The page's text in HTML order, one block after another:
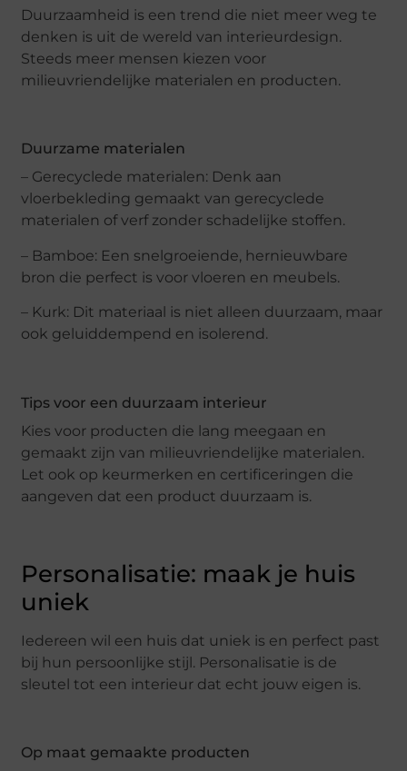
Duurzaamheid is een trend die niet meer weg te
denken is uit de wereld van interieurdesign.
Steeds meer mensen kiezen voor
milieuvriendelijke materialen en producten.
Duurzame materialen
– Gerecyclede materialen: Denk aan
vloerbekleding gemaakt van gerecyclede
materialen of verf zonder schadelijke stoffen.
– Bamboe: Een snelgroeiende, hernieuwbare
bron die perfect is voor vloeren en meubels.
– Kurk: Dit materiaal is niet alleen duurzaam, maar
ook geluiddempend en isolerend.
Tips voor een duurzaam interieur
Kies voor producten die lang meegaan en
gemaakt zijn van milieuvriendelijke materialen.
Let ook op keurmerken en certificeringen die
aangeven dat een product duurzaam is.
Personalisatie: maak je huis
uniek
Iedereen wil een huis dat uniek is en perfect past
bij hun persoonlijke stijl. Personalisatie is de
sleutel tot een interieur dat echt jouw eigen is.
Op maat gemaakte producten